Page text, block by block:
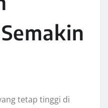
tetap tinggi di